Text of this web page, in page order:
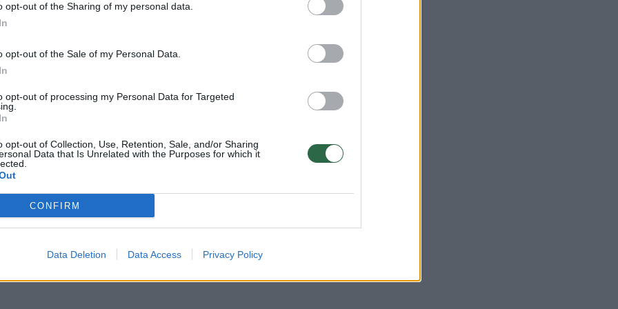
opt-out of the Sharing of my personal data.
opt-out of the Sale of my Personal Data.
opt-out of processing my Personal Data for Targeted
opt-out of Collection, Use, Retention, Sale, and/or Sharing
Data that Is Unrelated with the Purposes for which it
CONFIRM
Data Deletion Data Access Privacy Policy
mūsų pagerbimo ženklas“
Mėsainių mėgėjus kviečia nepražiopsoti
festivalio Vilniuje: atskleidė populiariausią
paruošimo būdą